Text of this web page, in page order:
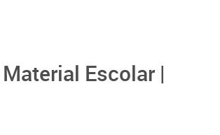
Escolar |